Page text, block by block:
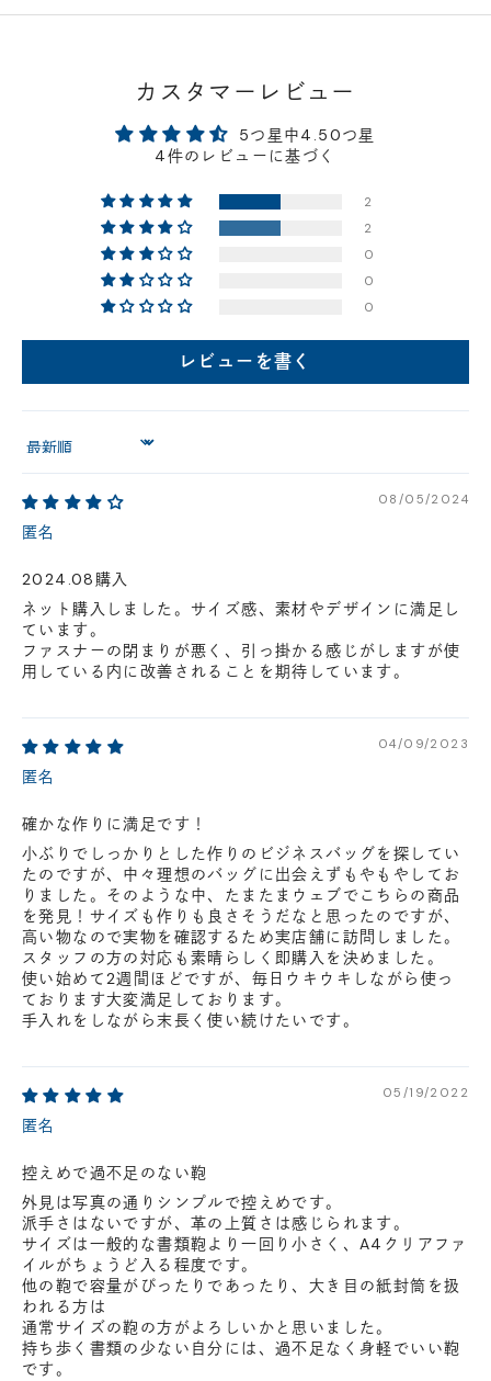
カスタマーレビュー
5つ星中4.50つ星
4件のレビューに基づく
2
2
0
0
0
レビューを書く
Sort by
08/05/2024
匿名
2024.08購入
ネット購入しました。サイズ感、素材やデザインに満足し
ています。
ファスナーの閉まりが悪く、引っ掛かる感じがしますが使
用している内に改善されることを期待しています。
04/09/2023
匿名
確かな作りに満足です！
小ぶりでしっかりとした作りのビジネスバッグを探してい
たのですが、中々理想のバッグに出会えずもやもやしてお
りました。そのような中、たまたまウェブでこちらの商品
を発見！サイズも作りも良さそうだなと思ったのですが、
高い物なので実物を確認するため実店舗に訪問しました。
スタッフの方の対応も素晴らしく即購入を決めました。
使い始めて2週間ほどですが、毎日ウキウキしながら使っ
ております大変満足しております。
手入れをしながら末長く使い続けたいです。
05/19/2022
匿名
控えめで過不足のない鞄
外見は写真の通りシンプルで控えめです。
派手さはないですが、革の上質さは感じられます。
サイズは一般的な書類鞄より一回り小さく、A4クリアファ
イルがちょうど入る程度です。
他の鞄で容量がぴったりであったり、大き目の紙封筒を扱
われる方は
通常サイズの鞄の方がよろしいかと思いました。
持ち歩く書類の少ない自分には、過不足なく身軽でいい鞄
です。